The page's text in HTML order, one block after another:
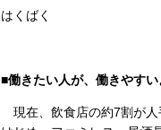
はくばく https://
■働きたい人が、働きやすい
現在、飲食店の約7割が人